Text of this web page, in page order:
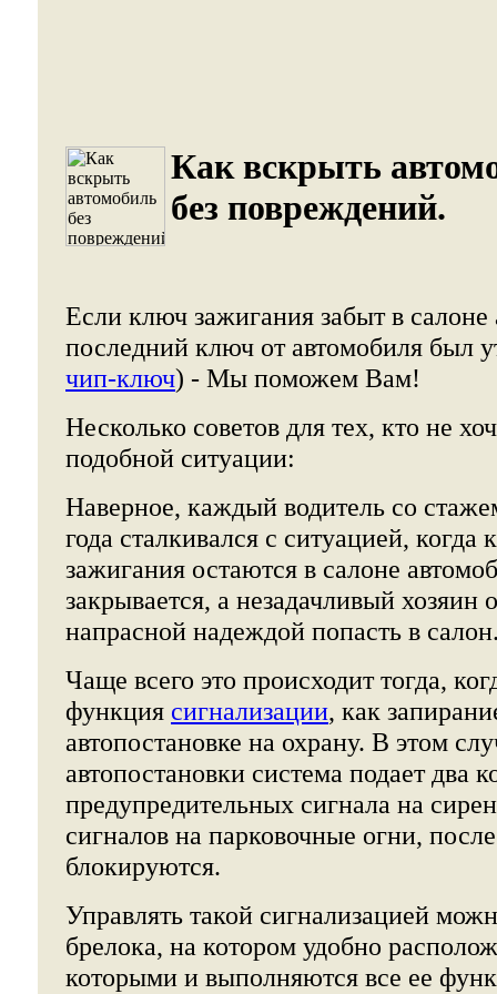
Как вскрыть
без повреждений.
Если ключ зажигания забыт в салоне
последний ключ от автомобиля был
чип-ключ) - Мы поможем Вам!
Несколько советов для тех, кто не
подобной ситуации:
Наверное, каждый водитель со
года сталкивался с ситуацией, когда
зажигания остаются в салоне
закрывается, а незадачливый хозяин
напрасной надеждой попасть в
Чаще всего это происходит тогда,
функция сигнализации, как
автопостановке на охрану. В этом
автопостановки система подает два
предупредительных сигнала на
сигналов на парковочные огни,
блокируются.
Управлять такой сигнализацией
брелока, на котором удобно
которыми и выполняются все ее